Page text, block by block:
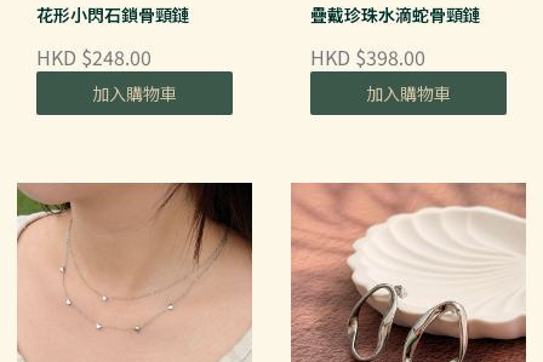
花形小閃石鎖骨頸鏈
HKD $248.00
加入購物車
疊戴珍珠水滴蛇骨頸鏈
HKD $398.00
加入購物車